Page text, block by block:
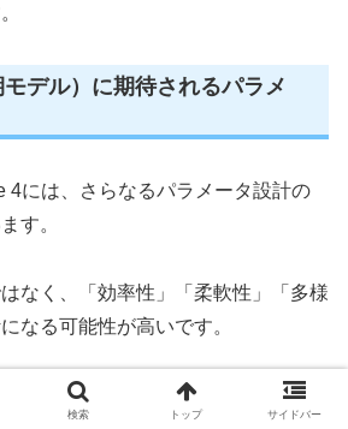
デル）に期待されるパラメ
4には、さらなるパラメータ設計の
す。
なく、「効率性」「柔軟性」「多様
なる可能性が高いです。
は次のような点が考えられます。
検索 トップ サイドバー